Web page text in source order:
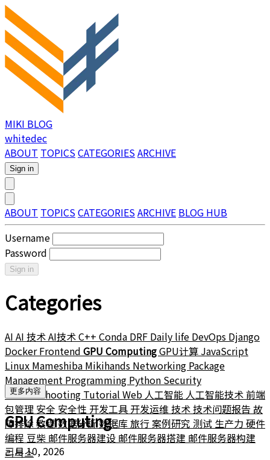
MIKI BLOG
whitedec
ABOUT TOPICSCATEGORIESARCHIVE
Sign in
ABOUT TOPICSCATEGORIESARCHIVE BLOG HUB
Username
Password
Sign in
Categories
AI AI 技术AI技术C++ Conda DRF Daily life DevOps Django
DockerFrontend GPU ComputingGPU计算 JavaScript
Linux Mameshiba Mikihands Networking Package
Management Programming Python Security
Troubleshooting Tutorial Web 人工智能 人工智能技术前端
包管理 安全 安全性 开发工具 开发运维技术技术问题报告 故
障排除教程数据分析数据库旅行案例研究 测试 生产力 硬件
编程 豆柴 邮件服务器建设 邮件服务器搭建 邮件服务器构建
리눅스
更多内容
GPU Computing
三月 10, 2026